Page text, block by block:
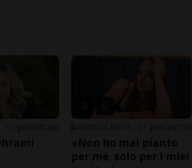
1 gior 65 286 1 gior 24 159
«Non ho mai pianto
per me, solo per i miei